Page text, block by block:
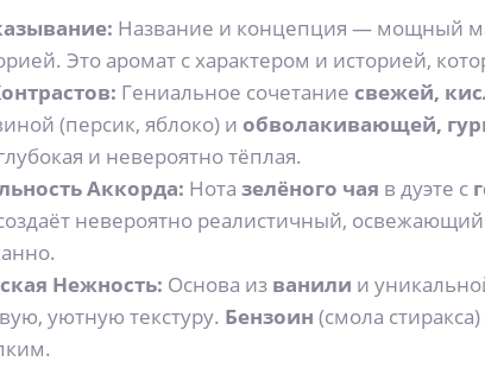
Название и концепция — мощный
Это аромат с характером и историей,
Гениальное сочетание свежей,
(персик, яблоко) и обволакивающей,
и невероятно тёплая.
Аккорда: Нота зелёного чая в дуэте с
невероятно реалистичный,
Нежность: Основа из ванили и
уютную текстуру. Бензоин (смола